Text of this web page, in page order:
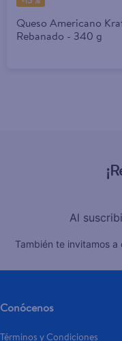
Queso Americano
Rebanado - 340 g
Al
También te invitamos
Conócenos
Términos y Condiciones